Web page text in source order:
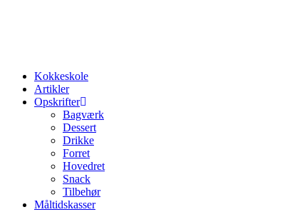
Kokkeskole
Artikler
Opskrifter
Bagværk
Dessert
Drikke
Forret
Hovedret
Snack
Tilbehør
Måltidskasser